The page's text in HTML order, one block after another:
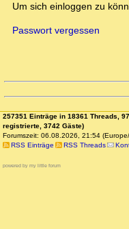
Um sich einloggen zu
Passwort vergessen
257351 Einträge in 18361 Threads,
registrierte, 3742 Gäste)
Forumszeit: 06.08.2026, 21:54
RSS Einträge
RSS Threads
powered by my little forum